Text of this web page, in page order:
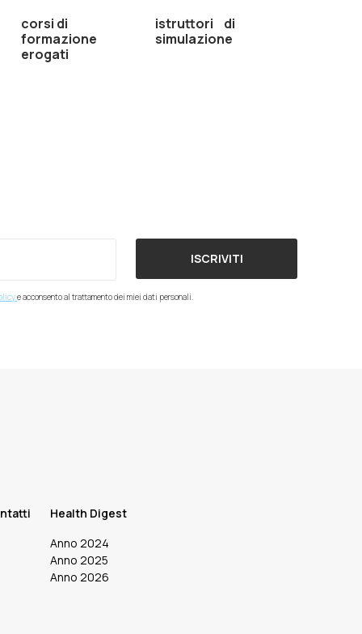
corsi di
formazione
erogati
istruttori di
simulazione
e acconsento al trattamento dei miei dati personali.
ISCRIVITI
Health Digest
Anno 2024
Anno 2025
Anno 2026